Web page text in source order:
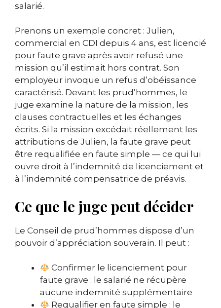
salarié.
Prenons un exemple concret : Julien,
commercial en CDI depuis 4 ans, est licencié
pour faute grave après avoir refusé une
mission qu’il estimait hors contrat. Son
employeur invoque un refus d’obéissance
caractérisé. Devant les prud’hommes, le
juge examine la nature de la mission, les
clauses contractuelles et les échanges
écrits. Si la mission excédait réellement les
attributions de Julien, la faute grave peut
être requalifiée en faute simple — ce qui lui
ouvre droit à l’indemnité de licenciement et
à l’indemnité compensatrice de préavis.
Ce que le juge peut décider
Le Conseil de prud’hommes dispose d’un
pouvoir d’appréciation souverain. Il peut :
Confirmer le licenciement pour
faute grave : le salarié ne récupère
aucune indemnité supplémentaire
Requalifier en faute simple : le